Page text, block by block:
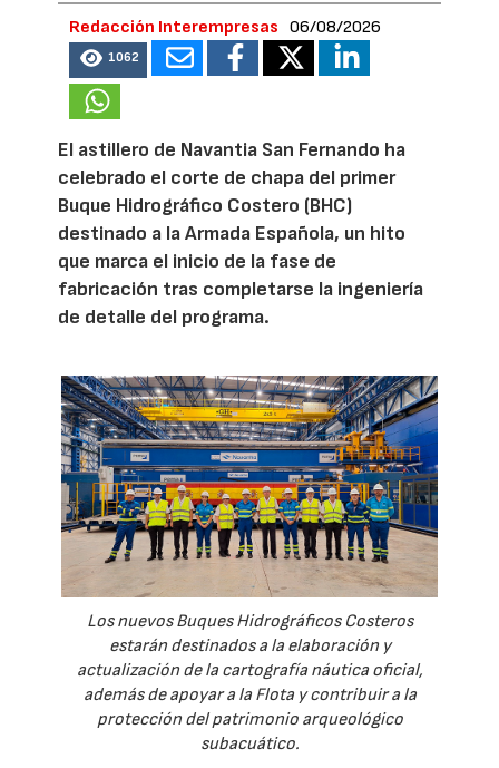
Redacción Interempresas 06/08/2026
1062
El astillero de Navantia San Fernando ha
celebrado el corte de chapa del primer
Buque Hidrográfico Costero (BHC)
destinado a la Armada Española, un hito
que marca el inicio de la fase de
fabricación tras completarse la ingeniería
de detalle del programa.
Los nuevos Buques Hidrográficos Costeros
estarán destinados a la elaboración y
actualización de la cartografía náutica oficial,
además de apoyar a la Flota y contribuir a la
protección del patrimonio arqueológico
subacuático.